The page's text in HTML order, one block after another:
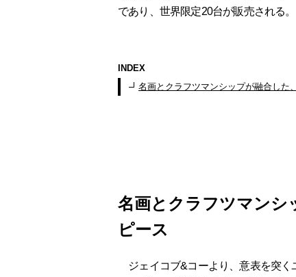
であり、世界限定20台が販売される。
INDEX
名画とクラフツマンシップが融合した
名画とクラフツマンシ
ピース
ジェイコブ&コーより、意表を突く